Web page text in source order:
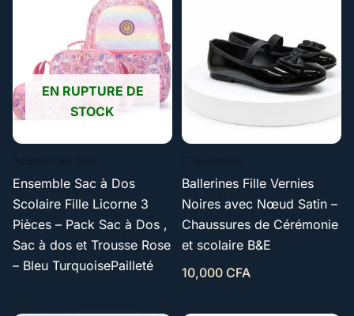
EN RUPTURE DE
STOCK
Ensemble Sac à Dos
Scolaire Fille Licorne 3
Pièces – Pack Sac à Dos ,
Sac à dos et Trousse Rose
– Bleu TurquoisePailleté
Ballerines Fille Vernies
Noires avec Nœud Satin –
Chaussures de Cérémonie
et scolaire B&E
10,000 CFA